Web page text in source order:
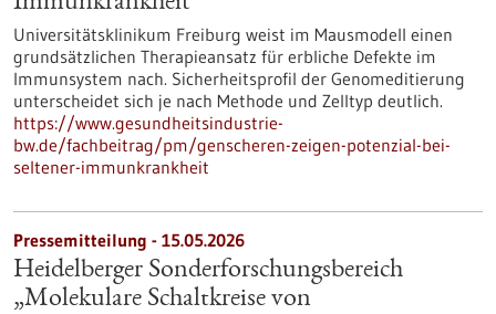
Universitätsklinikum Freiburg weist im Mausmodell einen
grundsätzlichen Therapieansatz für erbliche Defekte im
Immunsystem nach. Sicherheitsprofil der Genomeditierung
unterscheidet sich je nach Methode und Zelltyp deutlich.
https://www.gesundheitsindustrie-
bw.de/fachbeitrag/pm/genscheren-zeigen-potenzial-bei-
seltener-immunkrankheit
Pressemitteilung - 15.05.2026
Heidelberger Sonderforschungsbereich
„Molekulare Schaltkreise von